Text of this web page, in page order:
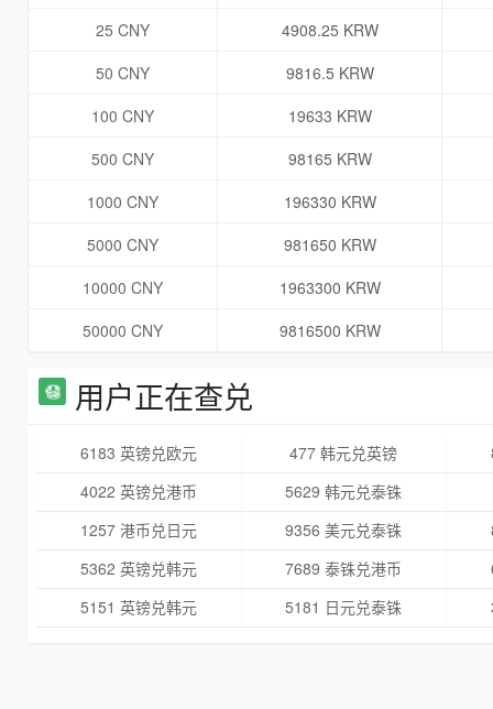
25 CNY
4908.25 KRW
50 CNY
9816.5 KRW
100 CNY
19633 KRW
500 CNY
98165 KRW
1000 CNY
196330 KRW
5000 CNY
981650 KRW
10000 CNY
1963300 KRW
50000 CNY
9816500 KRW
用户正在查兑
6183 英镑兑欧元 477 韩元兑英镑
4022 英镑兑港币
5629 韩元兑泰铢
1257 港币兑日元
9356 美元兑泰铢
5362 英镑兑韩元
7689 泰铢兑港币
5151 英镑兑韩元
5181 日元兑泰铢